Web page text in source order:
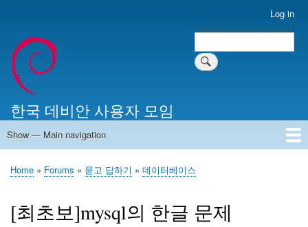
account
menu
Log in
Search
한국 데비안 사용자 모임
Main
Show — Main navigation
Home
알리는 말씀
최근 게시물
위키 문서
미러 서버
Breadcrumb
Home Forums 묻고 답하기 데이터베이스
[최초보]mysql의 한글 문제